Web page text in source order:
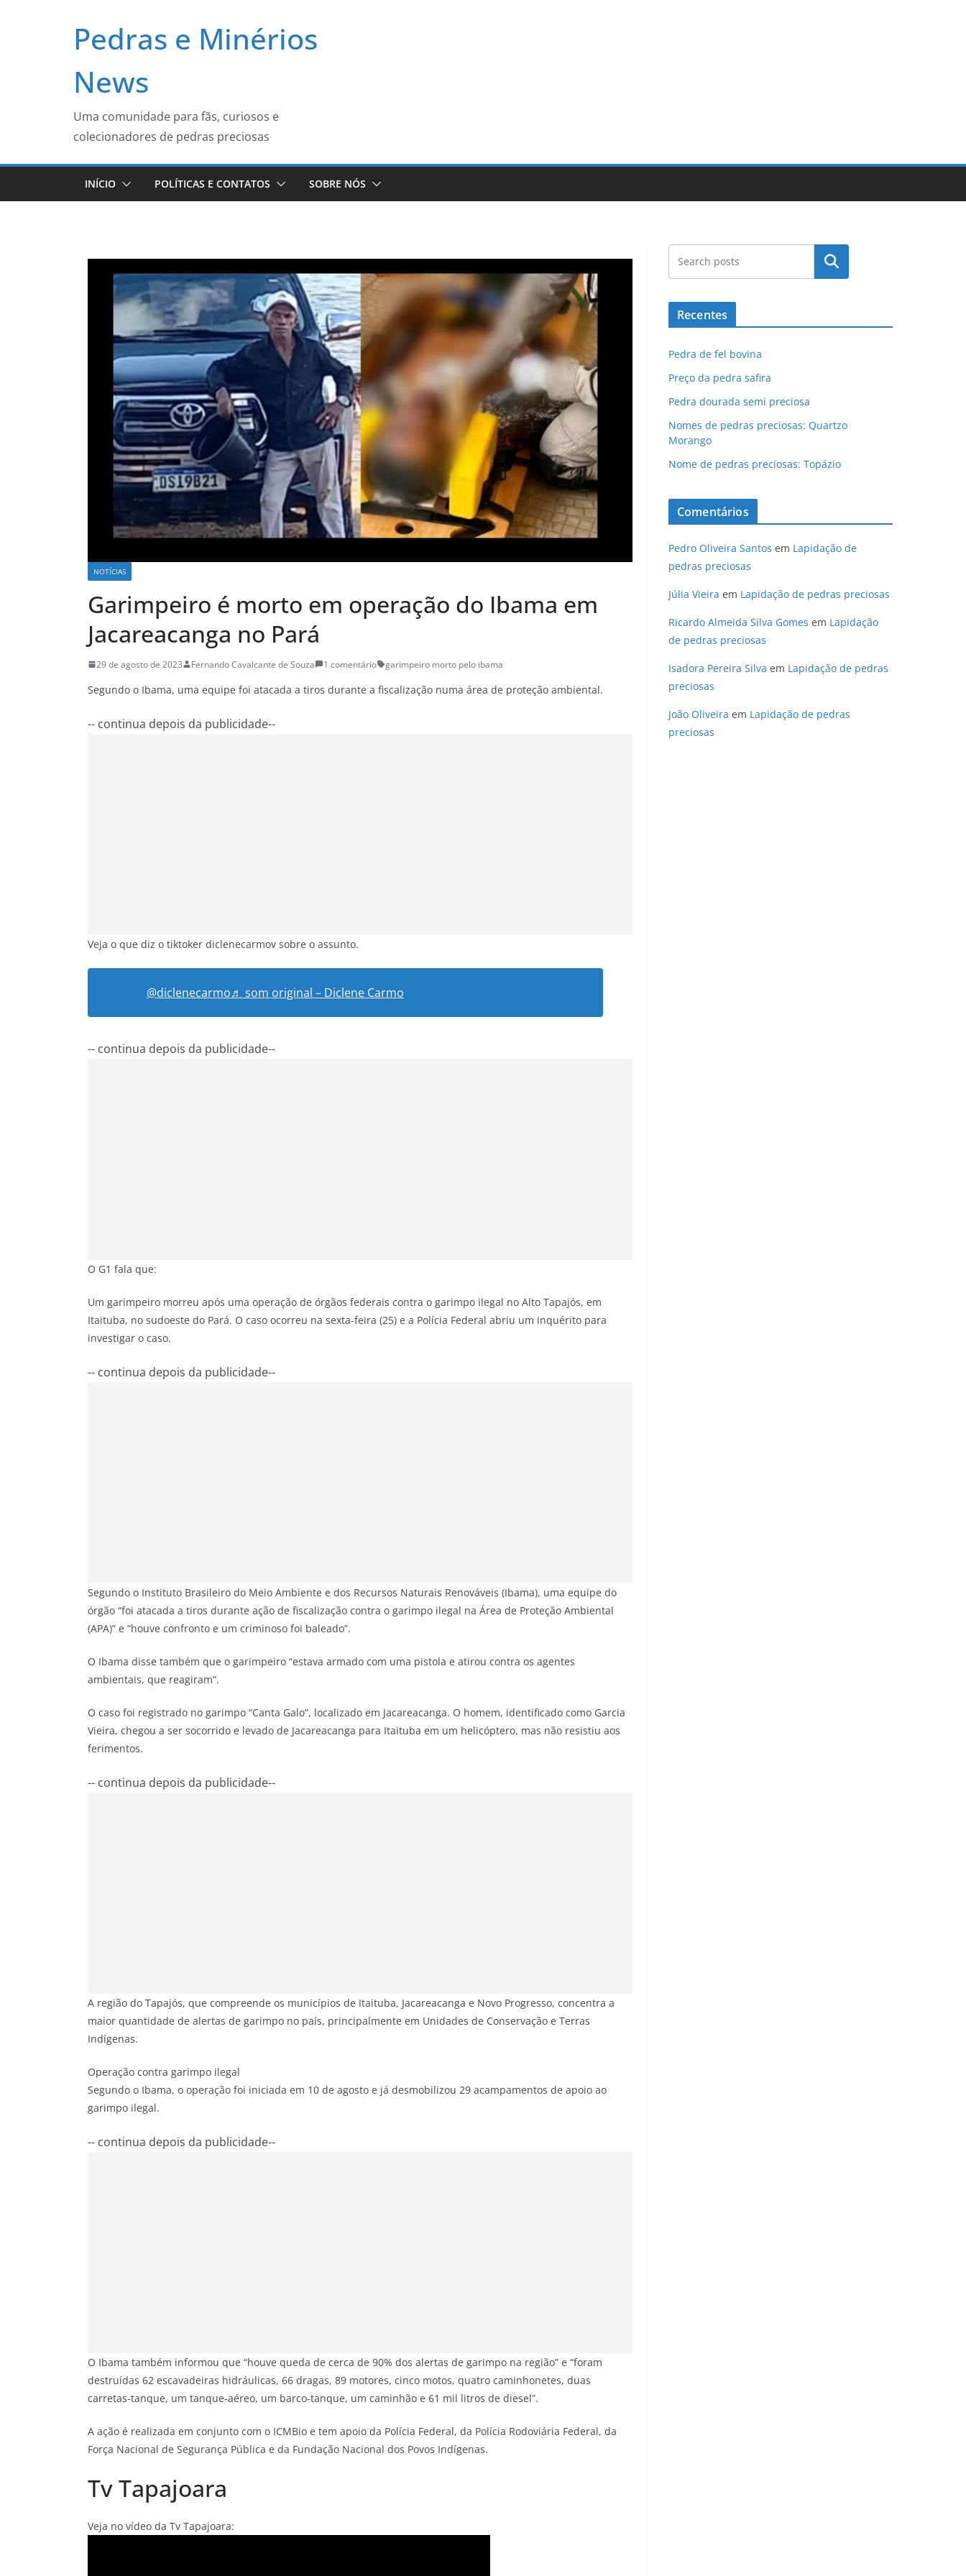
Pedras e Minérios
News
Uma comunidade para fãs, curiosos e
colecionadores de pedras preciosas
INÍCIO POLÍTICAS E CONTATOS SOBRE NÓS
NOTÍCIAS
Garimpeiro é morto em operação do Ibama em
Jacareacanga no Pará
29 de agosto de 2023 Fernando Cavalcante de Souza 1 comentário garimpeiro morto pelo ibama
Segundo o Ibama, uma equipe foi atacada a tiros durante a fiscalização numa área de proteção ambiental.
-- continua depois da publicidade--
Veja o que diz o tiktoker diclenecarmov sobre o assunto.
@diclenecarmo♬ som original – Diclene Carmo
-- continua depois da publicidade--
O G1 fala que:
Um garimpeiro morreu após uma operação de órgãos federais contra o garimpo ilegal no Alto Tapajós, em
Itaituba, no sudoeste do Pará. O caso ocorreu na sexta-feira (25) e a Polícia Federal abriu um inquérito para
investigar o caso.
-- continua depois da publicidade--
Segundo o Instituto Brasileiro do Meio Ambiente e dos Recursos Naturais Renováveis (Ibama), uma equipe do
órgão “foi atacada a tiros durante ação de fiscalização contra o garimpo ilegal na Área de Proteção Ambiental
(APA)” e “houve confronto e um criminoso foi baleado”.
O Ibama disse também que o garimpeiro “estava armado com uma pistola e atirou contra os agentes
ambientais, que reagiram”.
O caso foi registrado no garimpo “Canta Galo”, localizado em Jacareacanga. O homem, identificado como Garcia
Vieira, chegou a ser socorrido e levado de Jacareacanga para Itaituba em um helicóptero, mas não resistiu aos
ferimentos.
-- continua depois da publicidade--
A região do Tapajós, que compreende os municípios de Itaituba, Jacareacanga e Novo Progresso, concentra a
maior quantidade de alertas de garimpo no país, principalmente em Unidades de Conservação e Terras
Indígenas.
Operação contra garimpo ilegal
Segundo o Ibama, o operação foi iniciada em 10 de agosto e já desmobilizou 29 acampamentos de apoio ao
garimpo ilegal.
-- continua depois da publicidade--
O Ibama também informou que “houve queda de cerca de 90% dos alertas de garimpo na região” e “foram
destruídas 62 escavadeiras hidráulicas, 66 dragas, 89 motores, cinco motos, quatro caminhonetes, duas
carretas-tanque, um tanque-aéreo, um barco-tanque, um caminhão e 61 mil litros de diesel”.
A ação é realizada em conjunto com o ICMBio e tem apoio da Polícia Federal, da Polícia Rodoviária Federal, da
Força Nacional de Segurança Pública e da Fundação Nacional dos Povos Indígenas.
Tv Tapajoara
Veja no vídeo da Tv Tapajoara:
Pesquisar
Recentes
Pedra de fel bovina
Preço da pedra safira
Pedra dourada semi preciosa
Nomes de pedras preciosas: Quartzo
Morango
Nome de pedras preciosas: Topázio
Comentários
Pedro Oliveira Santos em Lapidação de
pedras preciosas
Júlia Vieira em Lapidação de pedras preciosas
Ricardo Almeida Silva Gomes em Lapidação
de pedras preciosas
Isadora Pereira Silva em Lapidação de pedras
preciosas
João Oliveira em Lapidação de pedras
preciosas